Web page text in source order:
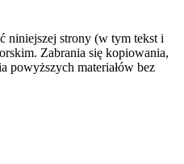
niniejszej strony (w tym tekst i
Zabrania się kopiowania,
powyższych materiałów bez